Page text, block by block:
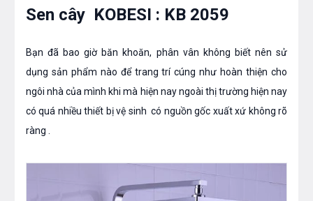
Sen cây KOBESI : KB 2059
Bạn đã bao giờ băn khoăn, phân vân không biết nên sử
dụng sản phẩm nào để trang trí cúng như hoàn thiện cho
ngôi nhà của mình khi mà hiện nay ngoài thị trường hiện nay
có quá nhiều thiết bị vệ sinh có nguồn gốc xuất xứ không rõ
ràng .